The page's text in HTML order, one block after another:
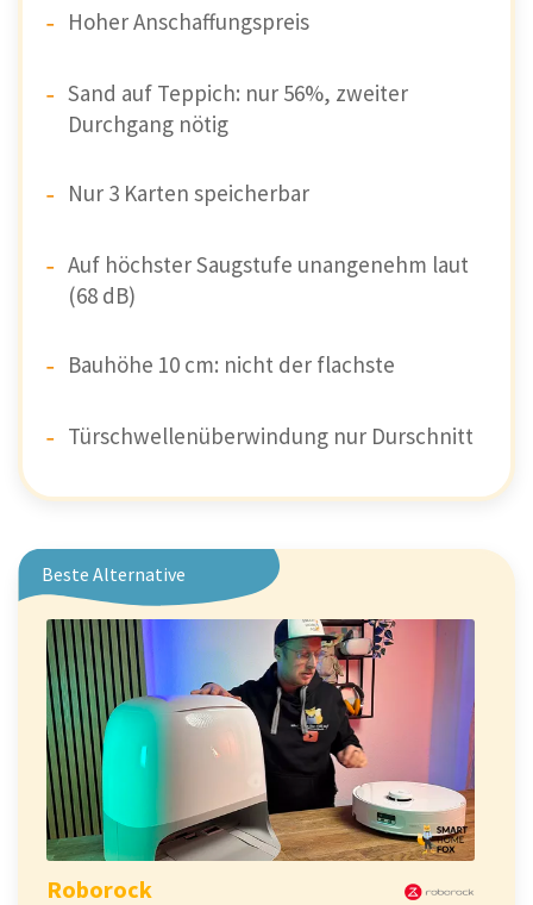
Hoher Anschaffungspreis
Sand auf Teppich: nur 56%, zweiter
Durchgang nötig
Nur 3 Karten speicherbar
Auf höchster Saugstufe unangenehm laut
(68 dB)
Bauhöhe 10 cm: nicht der flachste
Türschwellenüberwindung nur Durschnitt
Beste Alternative
Roborock